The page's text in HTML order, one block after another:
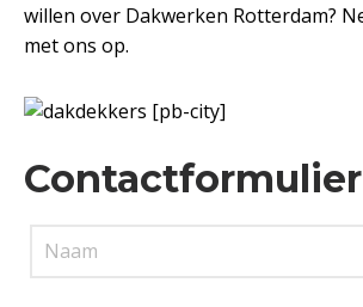
willen over Dakwerken Rotterdam?
met ons op.
Contactformulier